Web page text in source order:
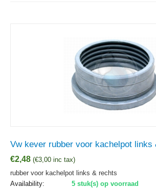
Vw kever rubber voor kachelpot links
€2,48 (€3,00 inc tax)
rubber voor kachelpot links & rechts
Availability:
5 stuk(s) op voorraad